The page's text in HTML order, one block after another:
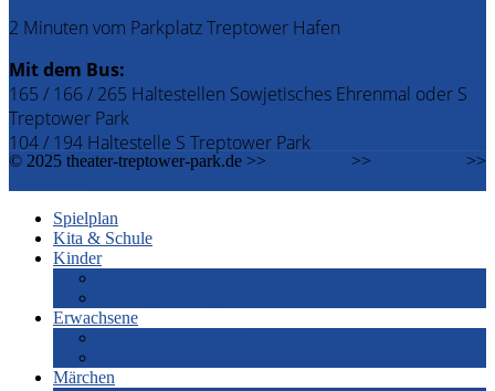
2 Minuten vom Parkplatz Treptower Hafen
Mit dem Bus:
165 / 166 / 265 Haltestellen Sowjetisches Ehrenmal oder S
Treptower Park
104 / 194 Haltestelle S Treptower Park
© 2025 theater-treptower-park.de >> >>
>>
Spielplan
Kita & Schule
Kinder
Erwachsene
Märchen